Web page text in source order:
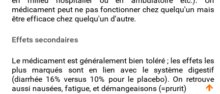
médicament peut ne pas fonctionner chez quelqu'un mais
être efficace chez quelqu'un d'autre.
Effets secondaires
Le médicament est généralement bien toléré ; les effets les
plus marqués sont en lien avec le système digestif
(diarrhée 16% versus 10% pour le placebo). On retrouve
aussi nausées, fatigue, et démangeaisons (=prurit)